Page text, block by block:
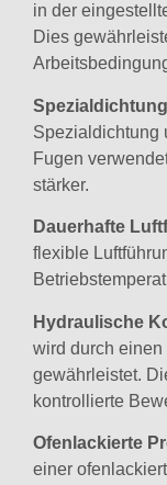
in der
Dies
Spezialdichtung
Fugen
stärker.
Dauerhafte
flexible
Hydraulische
wird durch
gewährleistet.
kontrollierte
Ofenlackierte
einer